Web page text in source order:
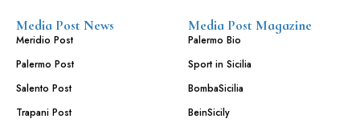
Media Post News
Meridio Post
Palermo Post
Salento Post
Trapani Post
Media Post Magazine
Palermo Bio
Sport in Sicilia
BombaSicilia
BeinSicily